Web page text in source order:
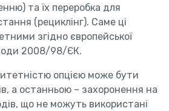
та їх переробка для
(рециклінг). Саме ці
згідно європейської
2008/98/ЄК.
опцією може бути
а останньою – захоронення на
що не можуть використані